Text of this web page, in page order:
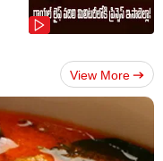
View More